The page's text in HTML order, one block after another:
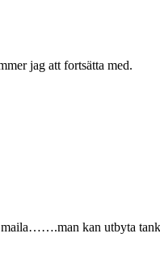
jag att fortsätta med.
kan utbyta